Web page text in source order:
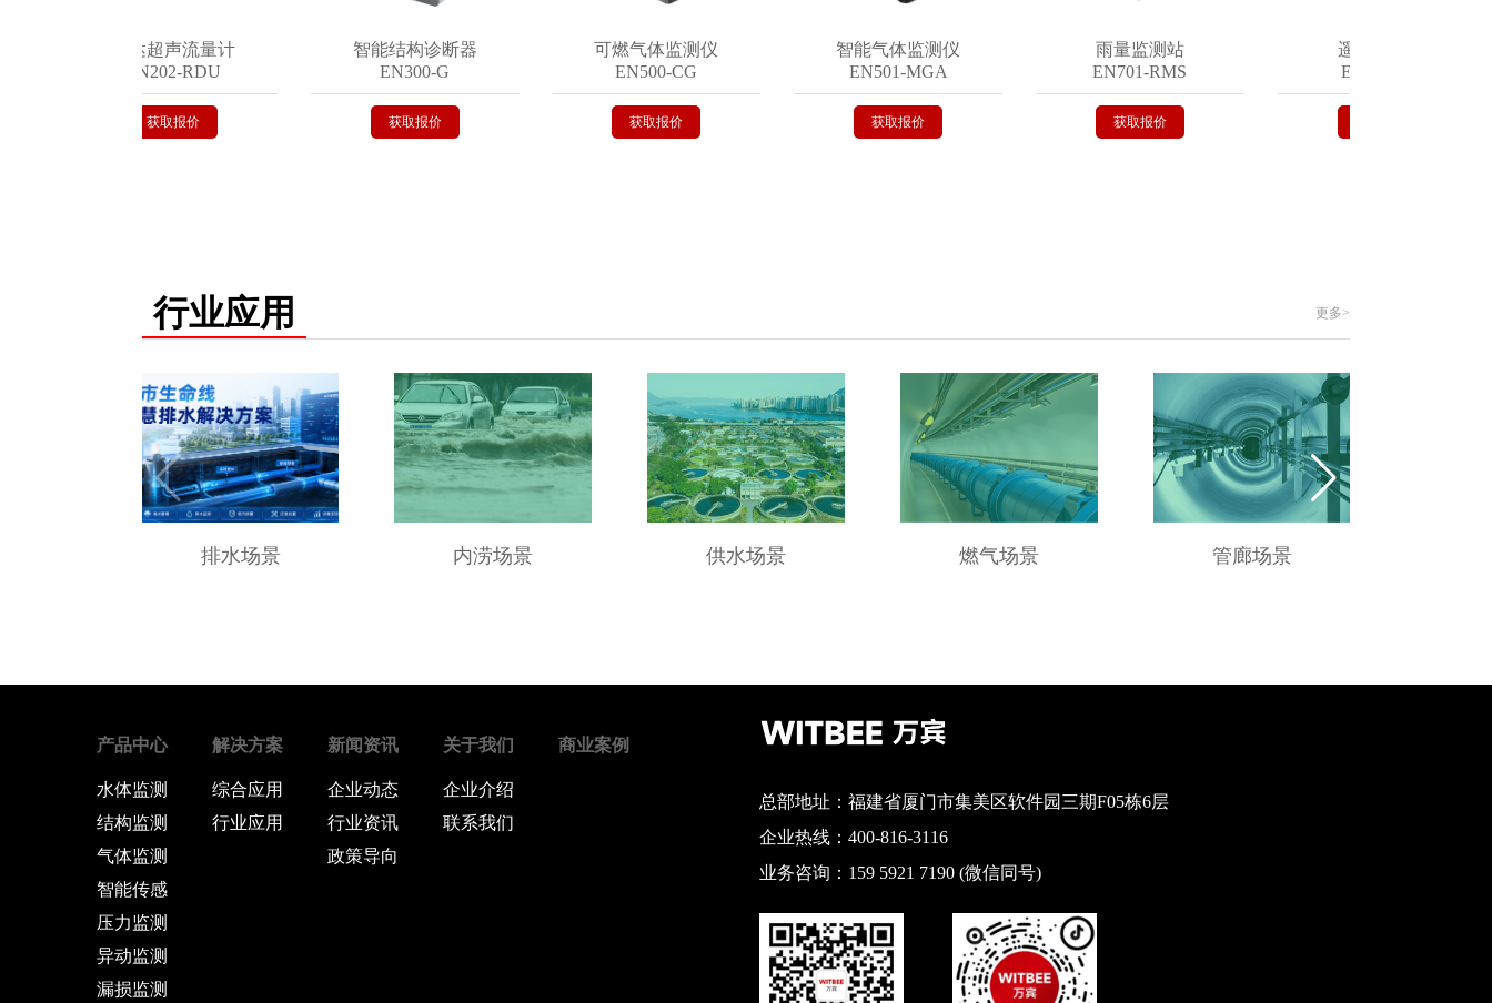
雷达超声流量计
EN202-RDU
获取报价
智能结构诊断器
EN300-G
获取报价
可燃气体监测仪
EN500-CG
获取报价
智能气体监测仪
EN501-MGA
获取报价
雨量监测站
EN701-RMS
获取报价
遥测终端机
EN402-VR
行业应用 更多>
排水场景 内涝场景 供水场景 燃气场景 管廊场景
产品中心
水体监测
结构监测
气体监测
智能传感
压力监测
异动监测
漏损监测
解决方案
综合应用
行业应用
新闻资讯
企业动态
行业资讯
政策导向
关于我们
企业介绍
联系我们
商业案例
总部地址：福建省厦门市集美区软件园三期F05栋6层
企业热线：400-816-3116
业务咨询：159 5921 7190 (微信同号)